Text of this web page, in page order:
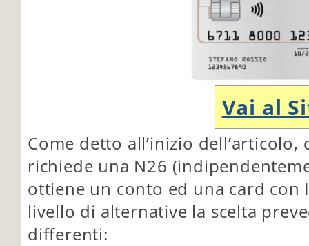
Vai al
Come detto all’inizio
richiede una N26
ottiene un conto ed una card con
livello di alternative la scelta
differenti: